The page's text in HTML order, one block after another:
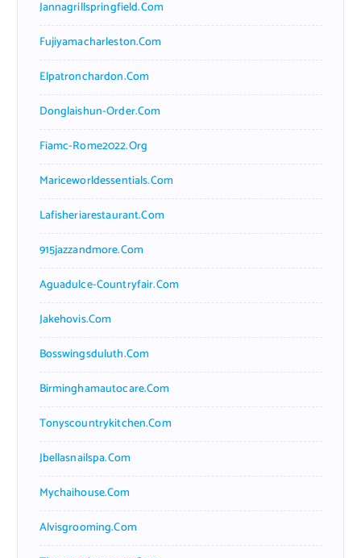
Jannagrillspringfield.com
Fujiyamacharleston.com
Elpatronchardon.com
Donglaishun-Order.com
Fiamc-Rome2022.org
Mariceworldessentials.com
Lafisheriarestaurant.com
915jazzandmore.com
Aguadulce-Countryfair.com
Jakehovis.com
Bosswingsduluth.com
Birminghamautocare.com
Tonyscountrykitchen.com
Jbellasnailspa.com
Mychaihouse.com
Alvisgrooming.com